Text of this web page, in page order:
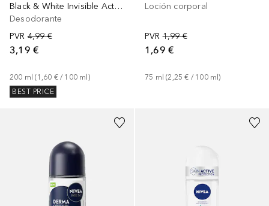
Black & White Invisible Active Spray
Desodorante
PVR 4,99 €
3,19 €
200 ml (1,60 € / 100 ml )
BEST PRICE
Loción corporal
PVR 1,99 €
1,69 €
75 ml (2,25 € / 100 ml)